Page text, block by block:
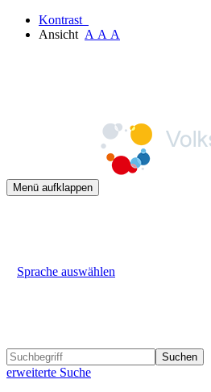
Kontrast
Ansicht A A A
Menü aufklappen
Sprache auswählen
Suchen
erweiterte Suche